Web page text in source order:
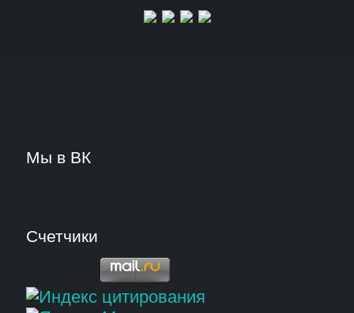
Мы в ВК
Счетчики